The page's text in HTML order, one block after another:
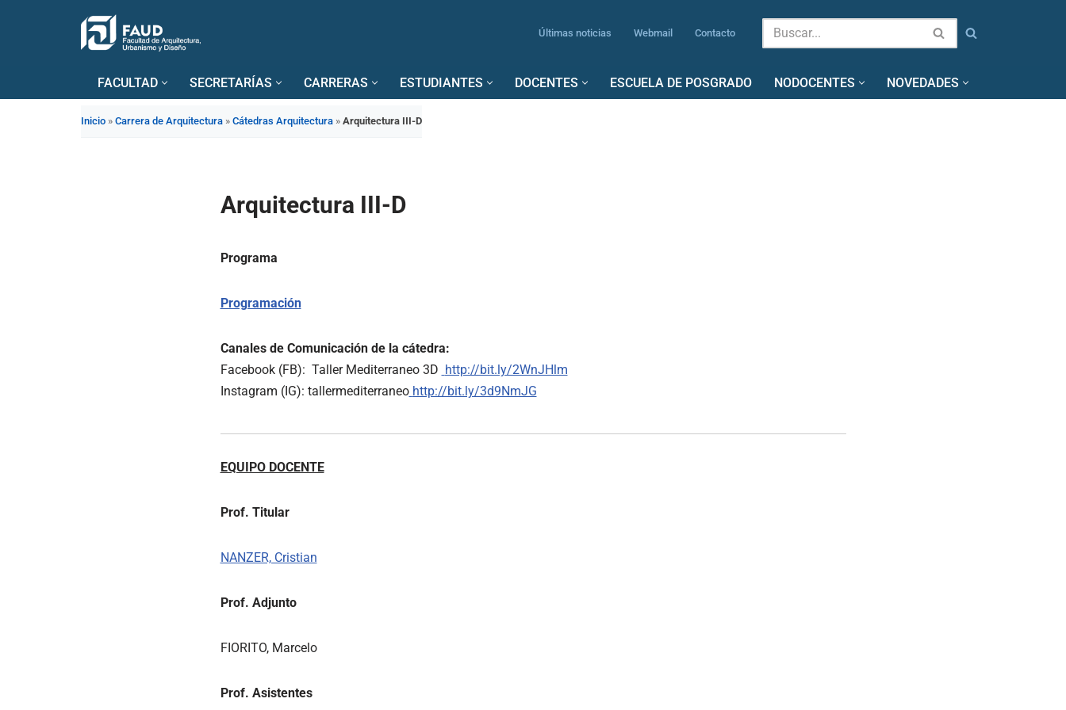
Últimas noticias Webmail Contacto
FACULTAD SECRETARÍAS CARRERAS ESTUDIANTES DOCENTES ESCUELA DE POSGRADO NODOCENTES NOVEDADES
Inicio » Carrera de Arquitectura » Cátedras Arquitectura » Arquitectura III-D
Arquitectura III-D
Programa
Programación
Canales de Comunicación de la cátedra:
Facebook (FB): Taller Mediterraneo 3D http://bit.ly/2WnJHlm
Instagram (IG): tallermediterraneo http://bit.ly/3d9NmJG
EQUIPO DOCENTE
Prof. Titular
NANZER, Cristian
Prof. Adjunto
FIORITO, Marcelo
Prof. Asistentes